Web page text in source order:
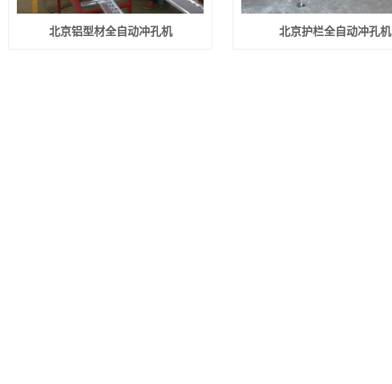
北京铝型材全自动冲孔机 北京护栏全自动冲孔机